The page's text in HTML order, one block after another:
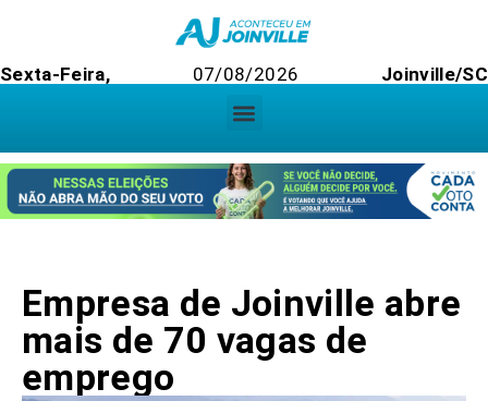
Sexta-Feira, 07/08/2026 Joinville/SC
Empresa de Joinville abre
mais de 70 vagas de
emprego